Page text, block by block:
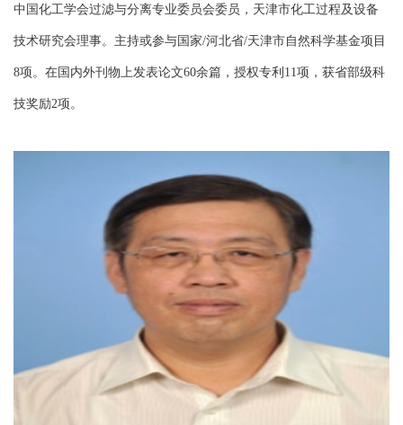
中国化工学会过滤与分离专业委员会委员，天津市化工过程及设备
技术研究会理事。主持或参与国家/河北省/天津市自然科学基金项目
8项。在国内外刊物上发表论文60余篇，授权专利 11项，获省部级科
技奖励2项。